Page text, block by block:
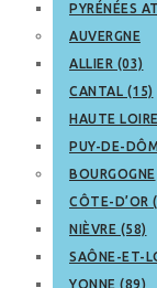
PYRÉNÉES
AUVERGNE
ALLIER (03)
CANTAL (15)
HAUTE
PUY-DE-
BOURGOGNE
CÔTE-D’OR
NIÈVRE (58)
SAÔNE-ET-
YONNE (89)